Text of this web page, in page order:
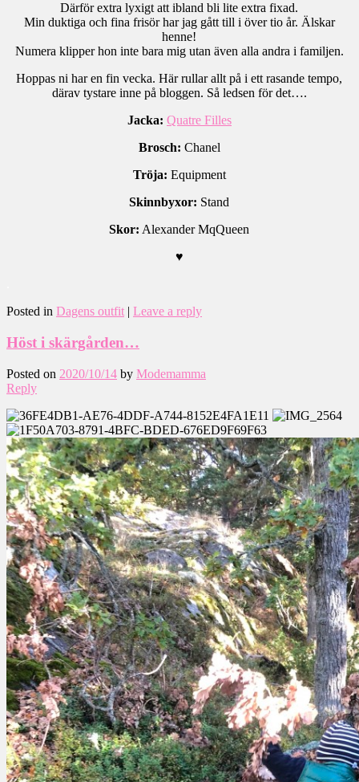
Därför extra lyxigt att ibland bli lite extra fixad.
Min duktiga och fina frisör har jag gått till i över tio år. Älskar
henne!
Numera klipper hon inte bara mig utan även alla andra i familjen.
Hoppas ni har en fin vecka. Här rullar allt på i ett rasande tempo,
därav tystare inne på bloggen. Så ledsen för det….
Jacka: Quatre Filles
Brosch: Chanel
Tröja: Equipment
Skinnbyxor: Stand
Skor: Alexander MqQueen
♥
Posted in Dagens outfit | Leave a reply
Höst i skärgården…
Posted on 2020/10/14 by Modemamma
Reply